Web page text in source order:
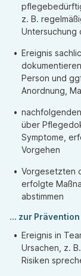
z. B.
Untersuchung
Ereignis
Person und
Anordnung,
über
Symptome,
Vorgehen
Vorgesetzten
erfolgte
abstimmen
... zur
Ereignis in
Ursachen, z.
Risiken